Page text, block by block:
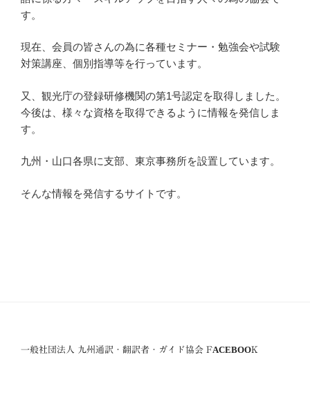
す。
現在、会員の皆さんの為に各種セミナー・勉強会や試験
対策講座、個別指導等を行っています。
又、観光庁の登録研修機関の第1号認定を取得しました。
今後は、様々な資格を取得できるように情報を発信しま
す。
九州・山口各県に支部、東京事務所を設置しています。
そんな情報を発信するサイトです。
一般社団法人 九州通訳・翻訳者・ガイド協会 FACEBOOK